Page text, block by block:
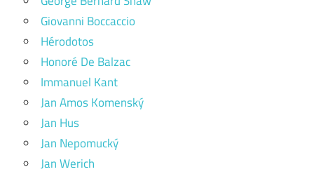
Giovanni Boccaccio
Hérodotos
Honoré De Balzac
Immanuel Kant
Jan Amos Komenský
Jan Hus
Jan Nepomucký
Jan Werich